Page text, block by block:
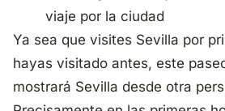
viaje por la ciudad
Ya sea que visites Sevilla por
hayas visitado antes, este
mostrará Sevilla desde otra